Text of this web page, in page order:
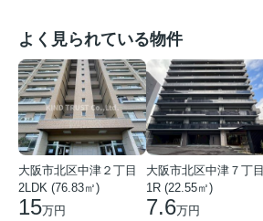
よく見られている物件
大阪市北区中津２丁目
2LDK (76.83㎡)
15万円
大阪市北区中津７丁目
1R (22.55㎡)
7.6万円